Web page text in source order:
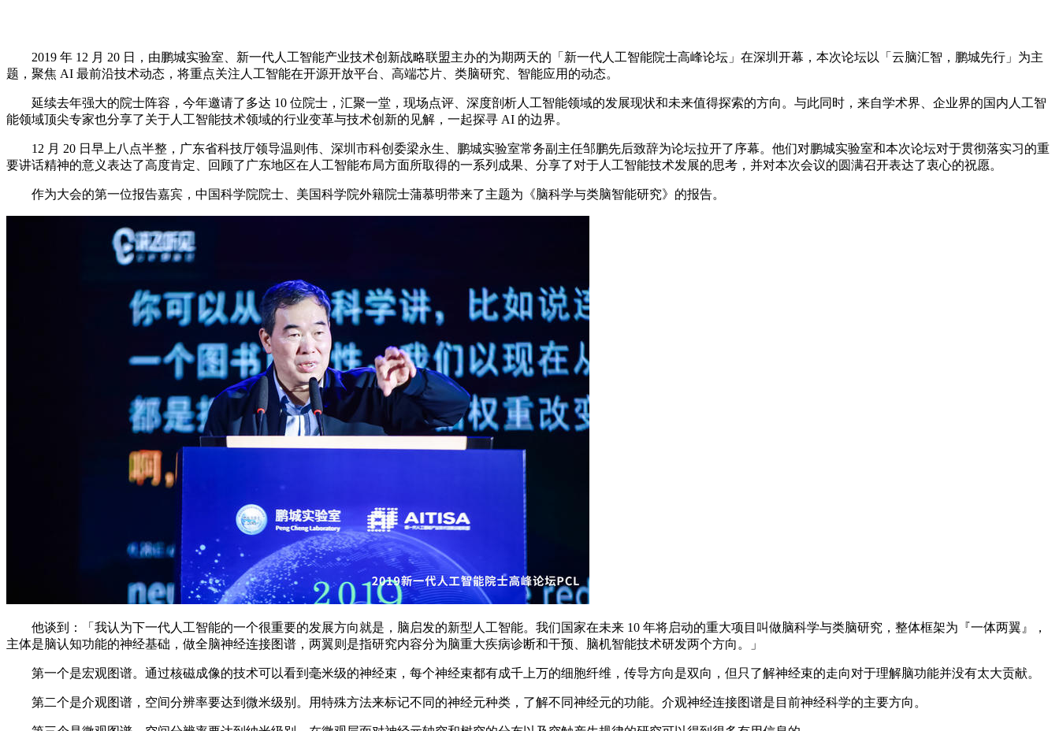
2019 年 12 月 20 日，由鹏城实验室、新一代人工智能产业技术创新战略联盟主办的为期两天的「新一代人工智能院士高峰论坛」在深圳开幕，本次论坛以「云脑汇智，鹏城先行」为主
题，聚焦 AI 最前沿技术动态，将重点关注人工智能在开源开放平台、高端芯片、类脑研究、智能应用的动态。
延续去年强大的院士阵容，今年邀请了多达 10 位院士，汇聚一堂，现场点评、深度剖析人工智能领域的发展现状和未来值得探索的方向。与此同时，来自学术界、企业界的国内人工智
能领域顶尖专家也分享了关于人工智能技术领域的行业变革与技术创新的见解，一起探寻 AI 的边界。
12 月 20 日早上八点半整，广东省科技厅领导温则伟、深圳市科创委梁永生、鹏城实验室常务副主任邹鹏先后致辞为论坛拉开了序幕。他们对鹏城实验室和本次论坛对于贯彻落实习的重
要讲话精神的意义表达了高度肯定、回顾了广东地区在人工智能布局方面所取得的一系列成果、分享了对于人工智能技术发展的思考，并对本次会议的圆满召开表达了衷心的祝愿。
作为大会的第一位报告嘉宾，中国科学院院士、美国科学院外籍院士蒲慕明带来了主题为《脑科学与类脑智能研究》的报告。
他谈到：「我认为下一代人工智能的一个很重要的发展方向就是，脑启发的新型人工智能。我们国家在未来 10 年将启动的重大项目叫做脑科学与类脑研究，整体框架为『一体两翼』，
主体是脑认知功能的神经基础，做全脑神经连接图谱，两翼则是指研究内容分为脑重大疾病诊断和干预、脑机智能技术研发两个方向。」
第一个是宏观图谱。通过核磁成像的技术可以看到毫米级的神经束，每个神经束都有成千上万的细胞纤维，传导方向是双向，但只了解神经束的走向对于理解脑功能并没有太大贡献。
第二个是介观图谱，空间分辨率要达到微米级别。用特殊方法来标记不同的神经元种类，了解不同神经元的功能。介观神经连接图谱是目前神经科学的主要方向。